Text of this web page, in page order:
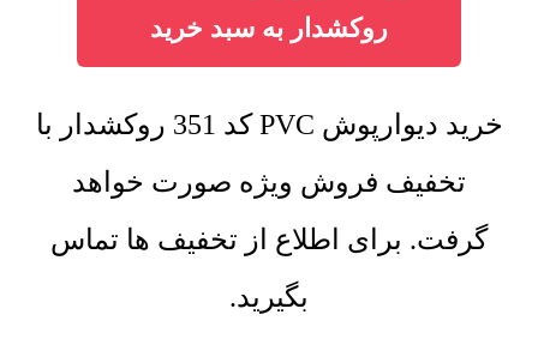
روکشدار به سبد خرید
خرید دیوارپوش PVC کد 351 روکشدار با
تخفیف فروش ویژه صورت خواهد
گرفت. برای اطلاع از تخفیف ها تماس
بگیرید.